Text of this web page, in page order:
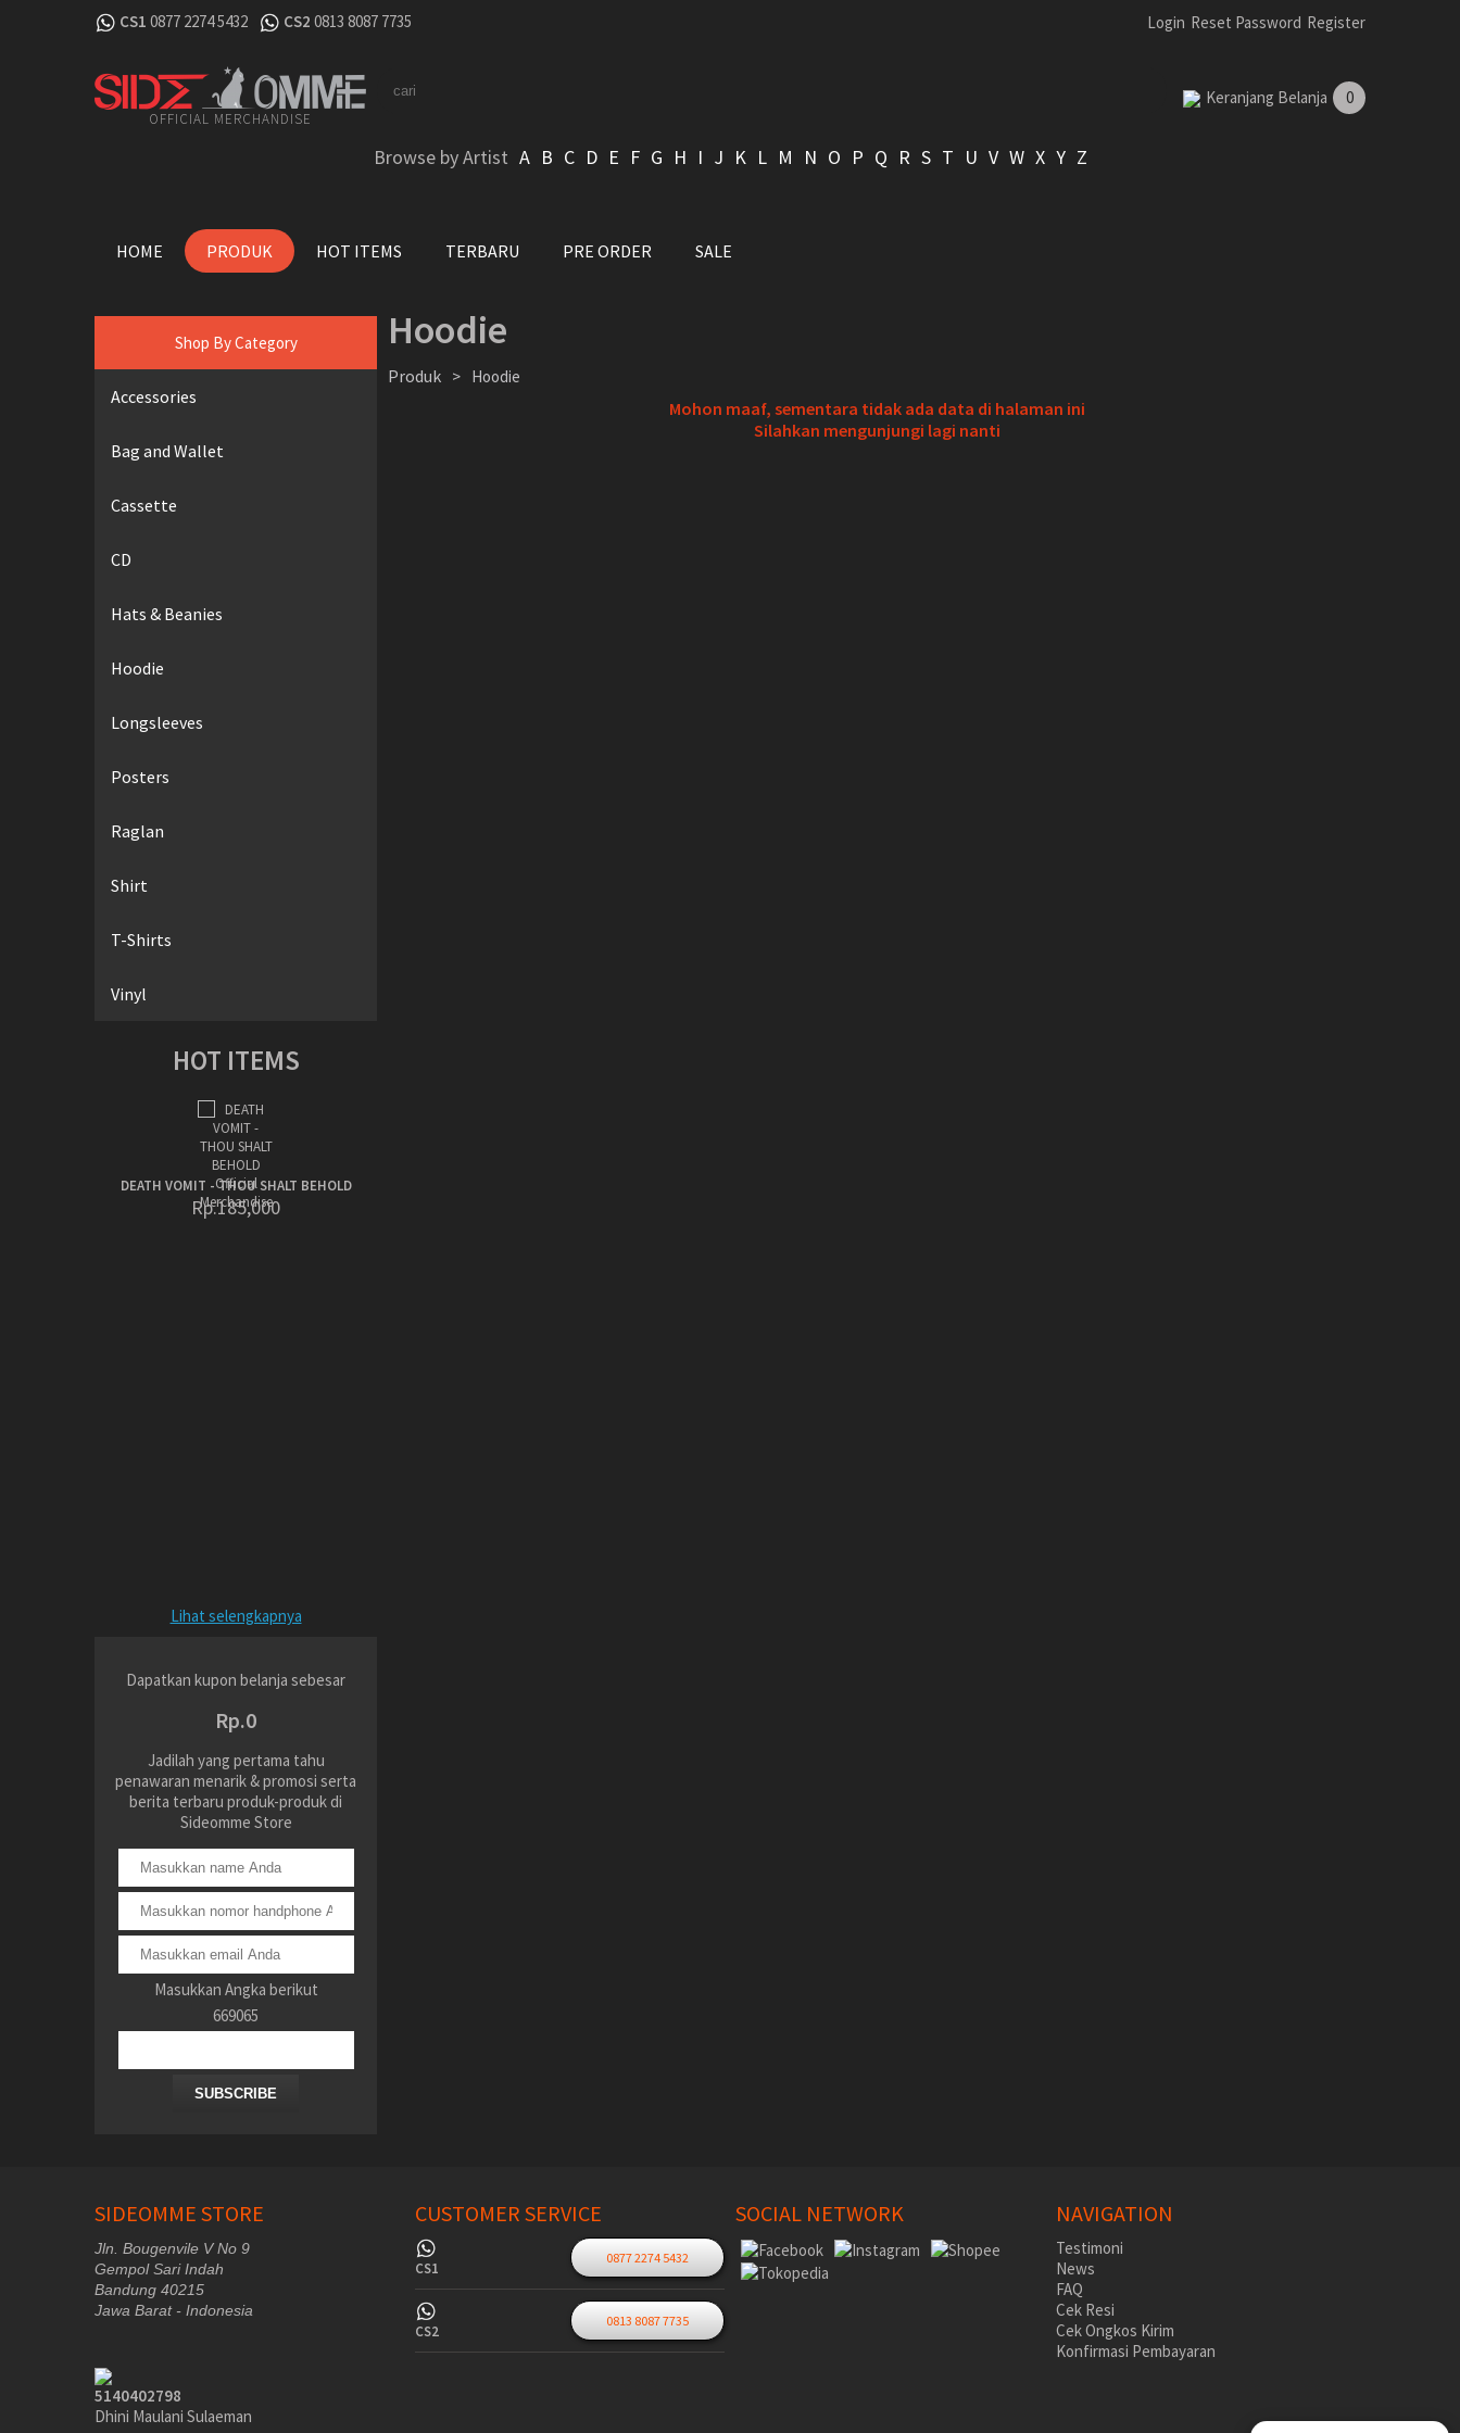
CS1 0877 2274 5432 CS2 0813 8087 7735 Login Reset Password Register
OFFICIAL MERCHANDISE
Keranjang Belanja 0
Browse by Artist A B C D E F G H I J K L M N O P Q R S T U V W X Y Z
HOME PRODUK HOT ITEMS TERBARU PRE ORDER SALE
Shop By Category
Accessories
Bag and Wallet
Cassette
CD
Hats & Beanies
Hoodie
Longsleeves
Posters
Raglan
Shirt
T-Shirts
Vinyl
HOT ITEMS
DEATH VOMIT - THOU SHALT BEHOLD
Rp.185,000
Lihat selengkapnya
Dapatkan kupon belanja sebesar
Rp.0
Jadilah yang pertama tahu
penawaran menarik & promosi serta
berita terbaru produk-produk di
Sideomme Store
Masukkan Angka berikut
669065
SUBSCRIBE
Hoodie
Produk > Hoodie
Mohon maaf, sementara tidak ada data di halaman ini
Silahkan mengunjungi lagi nanti
SIDEOMME STORE
Jln. Bougenvile V No 9
Gempol Sari Indah
Bandung 40215
Jawa Barat - Indonesia
CUSTOMER SERVICE
CS1
0877 2274 5432
CS2
0813 8087 7735
SOCIAL NETWORK NAVIGATION
Testimoni
News
FAQ
Cek Resi
Cek Ongkos Kirim
Konfirmasi Pembayaran
5140402798
Dhini Maulani Sulaeman